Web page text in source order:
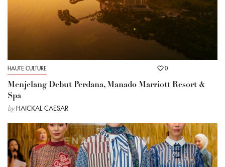
HAUTE CULTURE 0
Menjelang Debut Perdana, Manado Marriott Resort &
Spa
by HAICKAL CAESAR